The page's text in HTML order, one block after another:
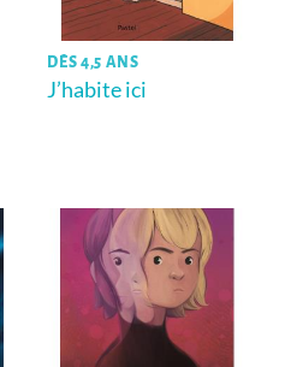
DÈS 4,5 ANS
J’habite ici